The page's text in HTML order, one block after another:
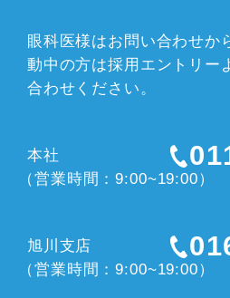
眼科医様はお問い合わせか
動中の方は採用エントリー
合わせください。
本社
（営業時間：9:00~19:00）
旭川支店
（営業時間：9:00~19:00）